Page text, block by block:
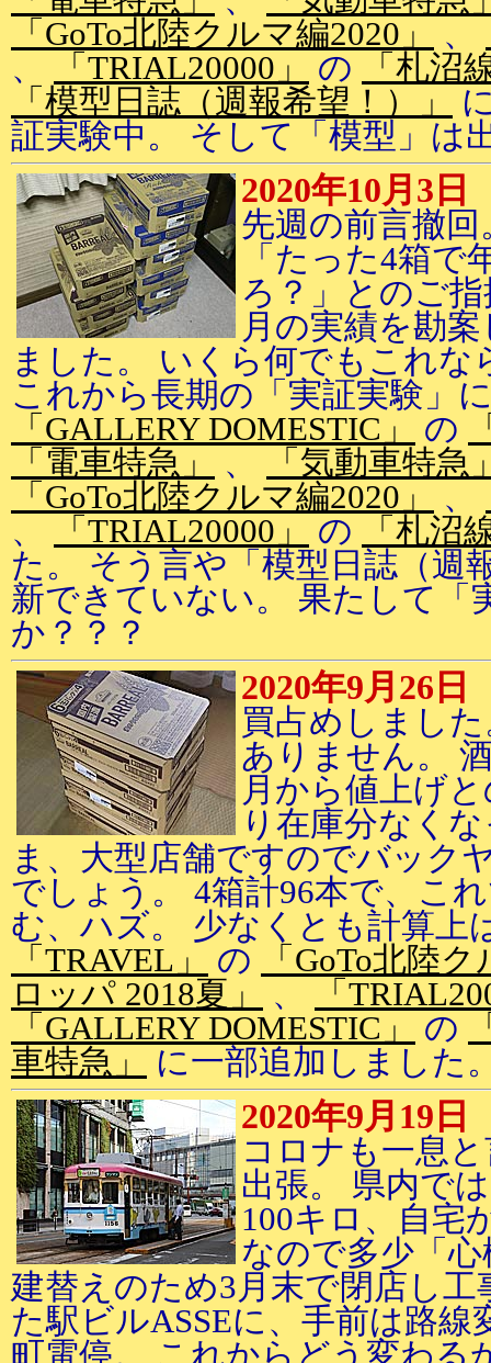
「GoTo北陸クルマ編2020」
、
、
「TRIAL20000」 の
「札沼
「模型日誌（週報希望！）」
証実験中。 そして「模型」は
2020年10月3日
先週の前言撤
「たった4箱
ろ？」とのご
月の実績を勘
ました。 いくら何でもこれな
これから長期の「実証実験」
「GALLERY DOMESTIC」
の
「電車特急」
、
「気動車特急
「GoTo北陸クルマ編2020」
、
、
「TRIAL20000」 の
「札沼
た。 そう言や「模型日誌（週
新できていない。 果たして「
か？？？
2020年9月26日
買占めしまし
ありません。
月から値上げ
り在庫分なく
ま、大型店舗ですのでバック
でしょう。 4箱計96本で、こ
む、ハズ。 少なくとも計算上
「TRAVEL」
の
「GoTo北陸
ロッパ 2018夏」
、
「
「GALLERY DOMESTIC」
の
車特急」
に一部追加しました
2020年9月19日
コロナも一息
出張。 県内で
100キロ、自宅
なので多少「
建替えのため3月末で閉店し
た駅ビルASSEに、手前は路
町電停。 これからどう変わる